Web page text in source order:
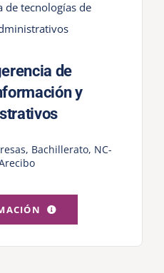
de
y
, Bachillerato, NC-